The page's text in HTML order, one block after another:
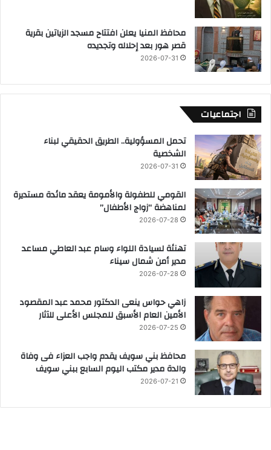
محافظ المنيا يعلن افتتاح مسجد الزياتين بقرية
قصر هور بعد إحلاله وتجديده
2026-07-31
اجتماعيات
تحمل المسؤولية.. الطريق الحقيقي لبناء
الشخصية
2026-07-31
القومي للطفولة والأمومة يعقد مائدة مستديرة
لمناهضة “زواج الأطفال”
2026-07-28
تهنئة لسيادة اللواء وسام عبد العاطي مساعد
مدير أمن شمال سيناء
2026-07-28
زاهي حواس ينعى الدكتور محمد عبد المقصود
الأمين العام الأسبق للمجلس الأعلى للآثار
2026-07-25
محافظ بني سويف يقدم واجب العزاء فى وفاة
والدة مدير مكتب اليوم السابع ببني سويف
2026-07-21